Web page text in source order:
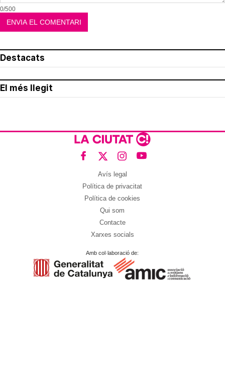
0/500
Destacats
El més llegit
Avís legal
Política de privacitat
Política de cookies
Qui som
Contacte
Xarxes socials
Amb col·laboració de: